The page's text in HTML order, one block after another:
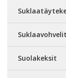
Suklaavohvelit
Suolakeksit